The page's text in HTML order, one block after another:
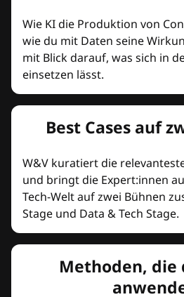
Wie KI die Produktion von
wie du mit Daten seine
mit Blick darauf, was sich in
einsetzen lässt.
Best Cases auf
W&V kuratiert die
und bringt die Expert:innen
Tech-Welt auf zwei Bühnen
Stage und Data & Tech Stage.
Methoden,